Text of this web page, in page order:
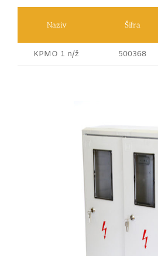
Naziv Šifra
KPMO 1 n/ž 500368